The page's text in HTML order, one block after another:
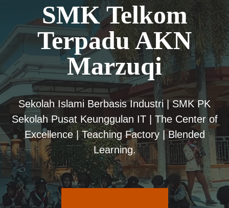
SMK Telkom
Terpadu AKN
Marzuqi
Sekolah Islami Berbasis Industri | SMK PK
Sekolah Pusat Keunggulan IT | The Center of
Excellence | Teaching Factory | Blended
Learning.